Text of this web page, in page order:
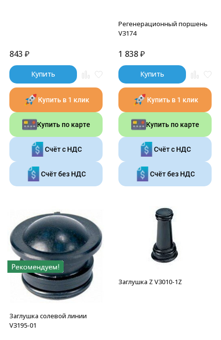
843 ₽
Купить
Купить в 1 клик
Купить по карте
Счёт с НДС
Счёт без НДС
Регенерационный поршень
V3174
1 838₽
Купить
Купить в 1 клик
Купить по карте
Счёт с НДС
Счёт без НДС
Заглушка солевой линии
V3195-01
Заглушка Z V3010-1Z